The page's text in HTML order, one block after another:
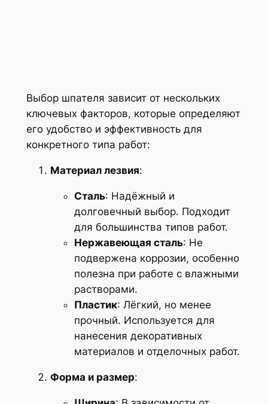
Выбор шпателя зависит от нескольких
ключевых факторов, которые определяют
его удобство и эффективность для
конкретного типа работ:
Материал лезвия:
Сталь: Надёжный и
долговечный выбор. Подходит
для большинства типов работ.
Нержавеющая сталь: Не
подвержена коррозии, особенно
полезна при работе с влажными
растворами.
Пластик: Лёгкий, но менее
прочный. Используется для
нанесения декоративных
материалов и отделочных работ.
Форма и размер: